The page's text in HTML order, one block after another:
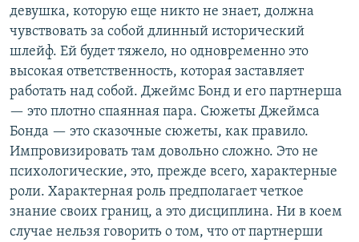
девушка, которую еще никто не знает, должна
чувствовать за собой длинный исторический
шлейф. Ей будет тяжело, но одновременно это
высокая ответственность, которая заставляет
работать над собой. Джеймс Бонд и его партнерша
— это плотно спаянная пара. Сюжеты Джеймса
Бонда — это сказочные сюжеты, как правило.
Импровизировать там довольно сложно. Это не
психологические, это, прежде всего, характерные
роли. Характерная роль предполагает четкое
знание своих границ, а это дисциплина. Ни в коем
случае нельзя говорить о том, что от партнерши